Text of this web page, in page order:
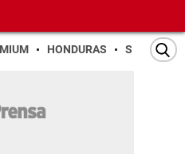
HONDURAS SAN PEDRO